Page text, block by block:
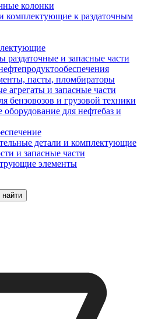
колонки
комплектующие к раздаточным
раздаточные и запасные части
пасты, пломбираторы
агрегаты и запасные части
бензовозов и грузовой техники
оборудование для нефтебаз и
детали и комплектующие
и запасные части
элементы